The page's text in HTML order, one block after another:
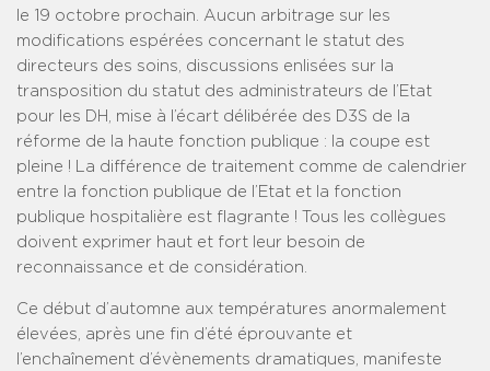
le 19 octobre prochain. Aucun arbitrage sur les
modifications espérées concernant le statut des
directeurs des soins, discussions enlisées sur la
transposition du statut des administrateurs de l’Etat
pour les DH, mise à l’écart délibérée des D3S de la
réforme de la haute fonction publique : la coupe est
pleine ! La différence de traitement comme de calendrier
entre la fonction publique de l’Etat et la fonction
publique hospitalière est flagrante ! Tous les collègues
doivent exprimer haut et fort leur besoin de
reconnaissance et de considération.
Ce début d’automne aux températures anormalement
élevées, après une fin d’été éprouvante et
l’enchaînement d’évènements dramatiques, manifeste